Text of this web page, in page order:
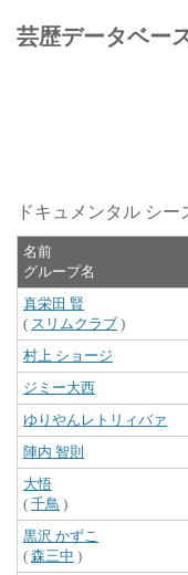
芸歴データベー
ドキュメンタル シ
名前
グループ名
真栄田 賢
( スリムクラブ )
村上 ショージ
ジミー大西
ゆりやんレトリィバァ
陣内 智則
大悟
( 千鳥 )
黒沢 かずこ
( 森三中 )